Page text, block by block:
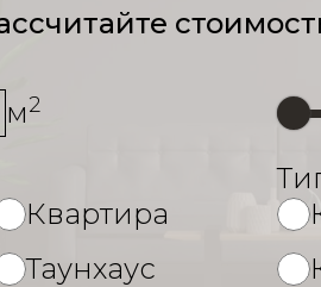
м2
Квартира
Таунхаус